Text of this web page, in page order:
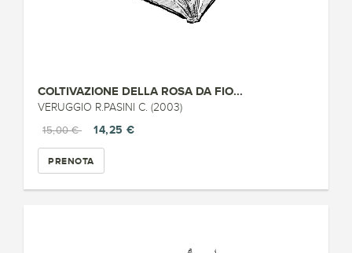
COLTIVAZIONE DELLA ROSA DA FIO...
VERUGGIO R.PASINI C. (2003)
15,00 €
14,25 €
PRENOTA